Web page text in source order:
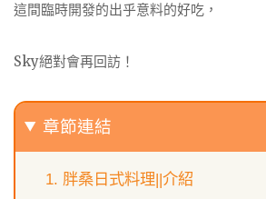
這間臨時開發的出乎意料的好吃，
Sky絕對會再回訪！
章節連結
胖桑日式料理||介紹